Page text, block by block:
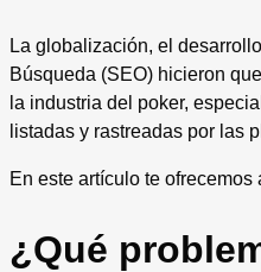
La globalización, el
Búsqueda (SEO) hicieron
la industria del poker,
listadas y rastreadas por las
En este artículo te ofrecemos
¿Qué